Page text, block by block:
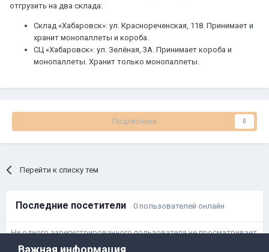
отгрузить на два склада:
Склад «Хабаровск»: ул. Краснореченская, 118. Принимает и
хранит монопаллеты и короба.
СЦ «Хабаровск»: ул. Зелёная, 3А. Принимает короба и
монопаллеты. Хранит только монопаллеты.
Подписчики 0
Перейти к списку тем
Последние посетители 0 пользователей онлайн
Ни одного зарегистрированного пользователя не просматривает
данную страницу
Важная информация